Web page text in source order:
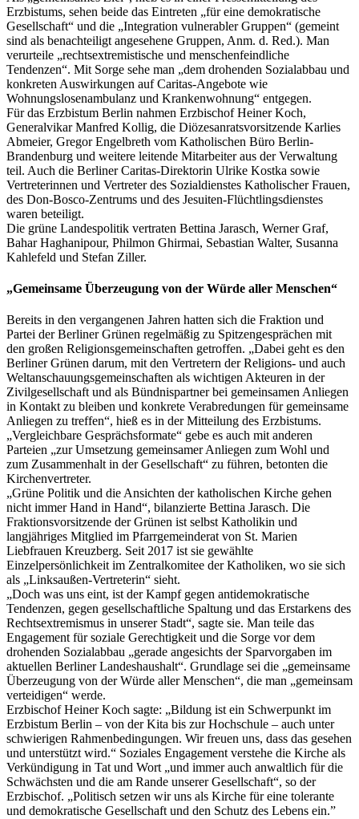
Erzbistums, sehen beide das Eintreten „für eine demokratische
Gesellschaft“ und die „Integration vulnerabler Gruppen“ (gemeint
sind als benachteiligt angesehene Gruppen, Anm. d. Red.). Man
verurteile „rechtsextremistische und menschenfeindliche
Tendenzen“. Mit Sorge sehe man „dem drohenden Sozialabbau und
konkreten Auswirkungen auf Caritas-Angebote wie
Wohnungslosenambulanz und Krankenwohnung“ entgegen.
Für das Erzbistum Berlin nahmen Erzbischof Heiner Koch,
Generalvikar Manfred Kollig, die Diözesanratsvorsitzende Karlies
Abmeier, Gregor Engelbreth vom Katholischen Büro Berlin-
Brandenburg und weitere leitende Mitarbeiter aus der Verwaltung
teil. Auch die Berliner Caritas-Direktorin Ulrike Kostka sowie
Vertreterinnen und Vertreter des Sozialdienstes Katholischer Frauen,
des Don-Bosco-Zentrums und des Jesuiten-Flüchtlingsdienstes
waren beteiligt.
Die grüne Landespolitik vertraten Bettina Jarasch, Werner Graf,
Bahar Haghanipour, Philmon Ghirmai, Sebastian Walter, Susanna
Kahlefeld und Stefan Ziller.
„Gemeinsame Überzeugung von der Würde aller Menschen“
Bereits in den vergangenen Jahren hatten sich die Fraktion und
Partei der Berliner Grünen regelmäßig zu Spitzengesprächen mit
den großen Religionsgemeinschaften getroffen. „Dabei geht es den
Berliner Grünen darum, mit den Vertretern der Religions- und auch
Weltanschauungsgemeinschaften als wichtigen Akteuren in der
Zivilgesellschaft und als Bündnispartner bei gemeinsamen Anliegen
in Kontakt zu bleiben und konkrete Verabredungen für gemeinsame
Anliegen zu treffen“, hieß es in der Mitteilung des Erzbistums.
„Vergleichbare Gesprächsformate“ gebe es auch mit anderen
Parteien „zur Umsetzung gemeinsamer Anliegen zum Wohl und
zum Zusammenhalt in der Gesellschaft“ zu führen, betonten die
Kirchenvertreter.
„Grüne Politik und die Ansichten der katholischen Kirche gehen
nicht immer Hand in Hand“, bilanzierte Bettina Jarasch. Die
Fraktionsvorsitzende der Grünen ist selbst Katholikin und
langjähriges Mitglied im Pfarrgemeinderat von St. Marien
Liebfrauen Kreuzberg. Seit 2017 ist sie gewählte
Einzelpersönlichkeit im Zentralkomitee der Katholiken, wo sie sich
als „Linksaußen-Vertreterin“ sieht.
„Doch was uns eint, ist der Kampf gegen antidemokratische
Tendenzen, gegen gesellschaftliche Spaltung und das Erstarkens des
Rechtsextremismus in unserer Stadt“, sagte sie. Man teile das
Engagement für soziale Gerechtigkeit und die Sorge vor dem
drohenden Sozialabbau „gerade angesichts der Sparvorgaben im
aktuellen Berliner Landeshaushalt“. Grundlage sei die „gemeinsame
Überzeugung von der Würde aller Menschen“, die man „gemeinsam
verteidigen“ werde.
Erzbischof Heiner Koch sagte: „Bildung ist ein Schwerpunkt im
Erzbistum Berlin – von der Kita bis zur Hochschule – auch unter
schwierigen Rahmenbedingungen. Wir freuen uns, dass das gesehen
und unterstützt wird.“ Soziales Engagement verstehe die Kirche als
Verkündigung in Tat und Wort „und immer auch anwaltlich für die
Schwächsten und die am Rande unserer Gesellschaft“, so der
Erzbischof. „Politisch setzen wir uns als Kirche für eine tolerante
und demokratische Gesellschaft und den Schutz des Lebens ein.”